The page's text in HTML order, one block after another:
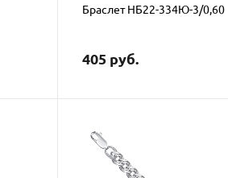
Браслет НБ22-334Ю-3/0,60
405 руб.